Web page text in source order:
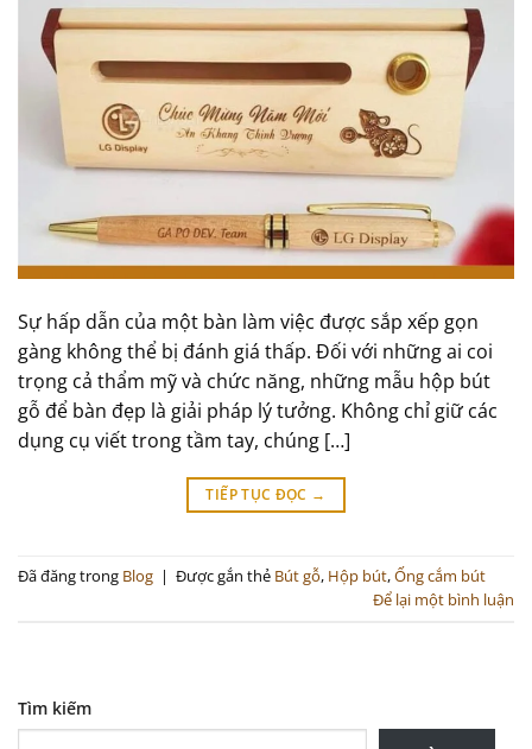
Sự hấp dẫn của một bàn làm việc được sắp xếp gọn
gàng không thể bị đánh giá thấp. Đối với những ai coi
trọng cả thẩm mỹ và chức năng, những mẫu hộp bút
gỗ để bàn đẹp là giải pháp lý tưởng. Không chỉ giữ các
dụng cụ viết trong tầm tay, chúng […]
TIẾP TỤC ĐỌC →
Đã đăng trong Blog | Được gắn thẻ Bút gỗ, Hộp bút,Ống cắm bút
Để lại một bình luận
Tìm kiếm